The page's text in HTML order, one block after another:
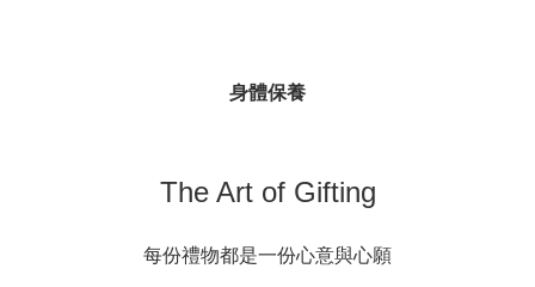
身體保養
The Art of Gifting
每份禮物都是一份心意與心願